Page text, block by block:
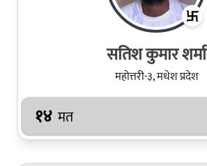
सतिश कुमार शर्मा
महोत्तरी-३, मधेश प्रदेश
१४ मत